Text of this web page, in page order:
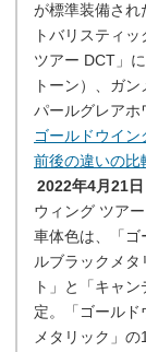
が標準装備され
トバリスティ
ツアー DCT」
トーン）、ガ
パールグレアホ
ゴールドウイ
前後の違いの比
2022年4月21日
ウィング ツア
車体色は、「ゴ
ルブラックメ
ト」と「キャ
定。「ゴール
メタリック」の